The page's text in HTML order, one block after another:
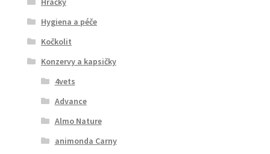
Hygiena a péče
Kočkolit
Konzervy a kapsičky
4vets
Advance
Almo Nature
animonda Carny